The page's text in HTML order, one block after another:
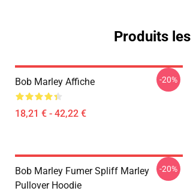
Produits
Bob Marley Affiche
18,21 € - 42,22 €
-20%
Bob Marley Fumer Spliff Marley
Pullover Hoodie
-20%